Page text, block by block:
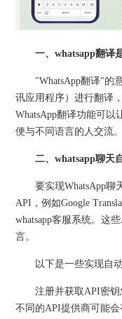
一、whatsapp翻译是
"WhatsApp翻译"的意
讯应用程序）进行翻译
WhatsApp翻译功能可
便与不同语言的人交流。
二、whatsapp聊天自
要实现WhatsApp聊
API，例如Google
whatsapp客服系统。这
言。
以下是一些实现自动
注册并获取API密钥
不同的API提供商可能